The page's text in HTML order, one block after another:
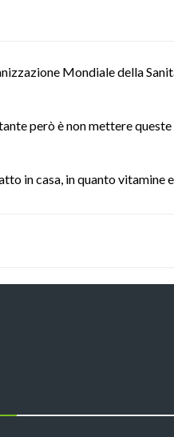
Mondiale della
però è non mettere
in casa, in quanto vitamine